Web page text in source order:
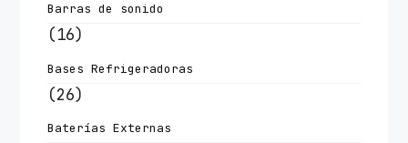
Barras de sonido
(16)
Bases Refrigeradoras
(26)
Baterías Externas